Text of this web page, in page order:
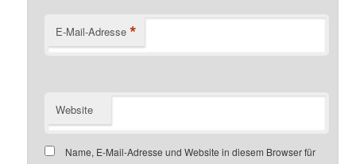
E-Mail-Adresse *
Website
Name, E-Mail-Adresse und Website in diesem Browser für